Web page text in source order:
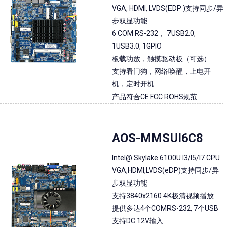
VGA, HDMI, LVDS(EDP )支持同步/异
步双显功能
6 COM RS-232， 7USB2.0,
1USB3.0, 1GPIO
板载功放，触摸驱动板（可选）
支持看门狗，网络唤醒，上电开
机，定时开机
产品符合CE FCC ROHS规范
AOS-MMSUI6C8
Intel@ Skylake 6100U I3/I5/I7 CPU
VGA,HDMI,LVDS(eDP)支持同步/异
步双显功能
支持3840x2160 4K极清视频播放
提供多达4个COMRS-232, 7个USB
支持DC 12V输入